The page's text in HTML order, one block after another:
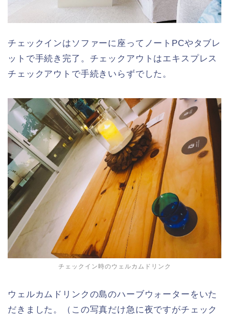
チェックインはソファーに座ってノートPCやタブレ
ットで手続き完了。チェックアウトはエキスプレス
チェックアウトで手続きいらずでした。
チェックイン時のウェルカムドリンク
ウェルカムドリンクの島のハーブウォーターをいた
だきました。（この写真だけ急に夜ですがチェック